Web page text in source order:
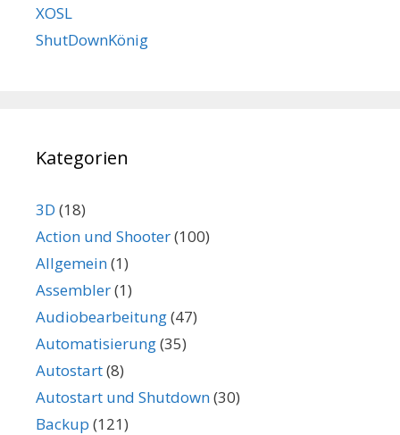
XOSL
ShutDownKönig
Kategorien
3D (18)
Action und Shooter(100)
Allgemein(1)
Assembler(1)
Audiobearbeitung(47)
Automatisierung(35)
Autostart(8)
Autostart und Shutdown(30)
Backup (121)